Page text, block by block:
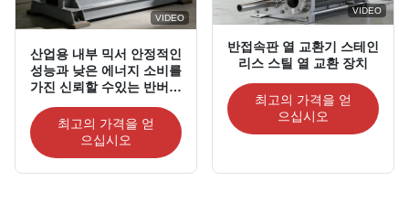
VIDEO
산업용 내부 믹서 안정적인
성능과 낮은 에너지 소비를
가진 신뢰할 수있는 반버리
최고의 가격을 얻
으십시오
VIDEO
반접속판 열 교환기 스테인
리스 스틸 열 교환 장치
최고의 가격을 얻
으십시오